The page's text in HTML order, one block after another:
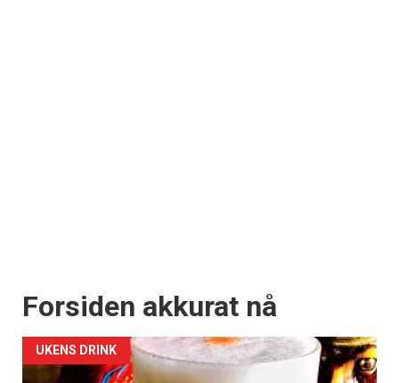
Forsiden akkurat nå
UKENS DRINK